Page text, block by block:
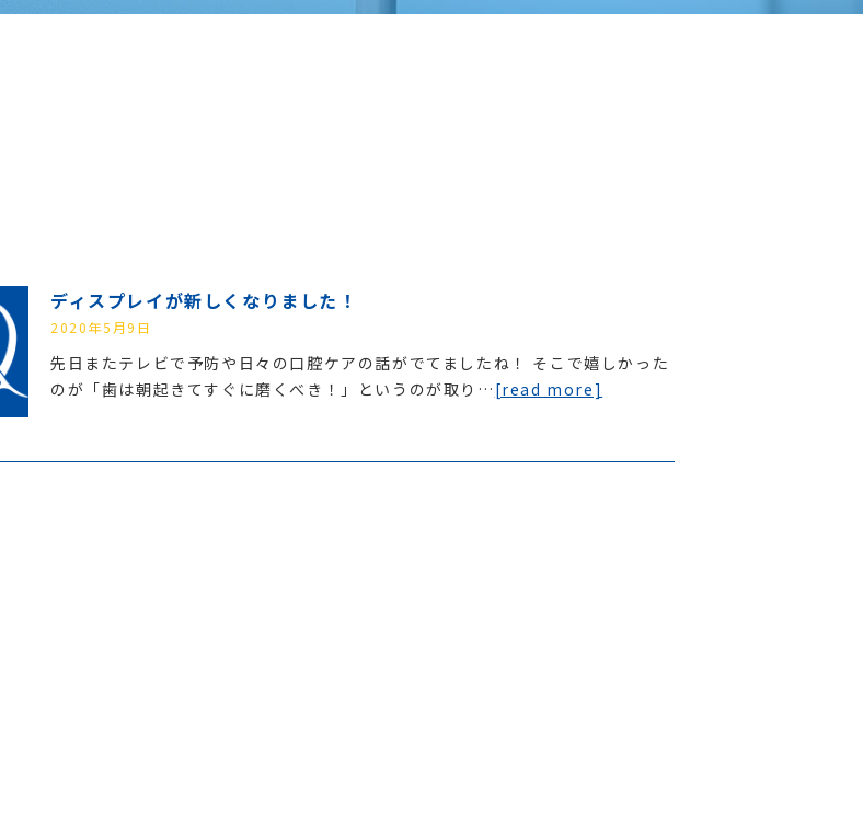
ディスプレイが新しくなりました！
2020年5月9日
先日またテレビで予防や日々の口腔ケアの話がでてましたね！ そこで嬉しかった
のが「歯は朝起きてすぐに磨くべき！」というのが取り… [read more]